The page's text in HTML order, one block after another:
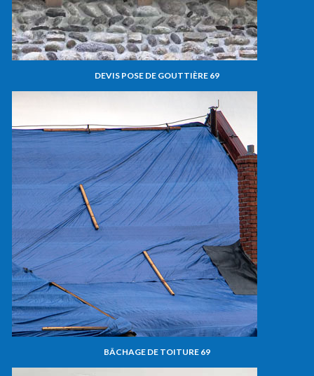
DEVIS POSE DE GOUTTIÈRE 69
BÂCHAGE DE TOITURE 69